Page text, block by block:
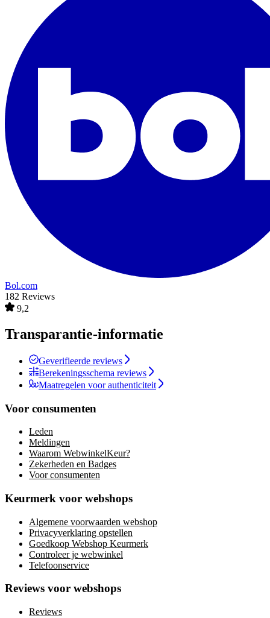
Bol.com
182 Reviews
9,2
Transparantie-informatie
Geverifieerde reviews
Berekeningsschema reviews
Maatregelen voor authenticiteit
Voor consumenten
Leden
Meldingen
Waarom WebwinkelKeur?
Zekerheden en Badges
Voor consumenten
Keurmerk voor webshops
Algemene voorwaarden webshop
Privacyverklaring opstellen
Goedkoop Webshop Keurmerk
Controleer je webwinkel
Telefoonservice
Reviews voor webshops
Reviews